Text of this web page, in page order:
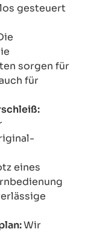
gesteuert
sorgen für
für
eines
Wir